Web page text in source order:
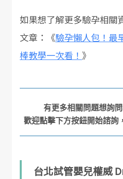
如果想了解更多驗孕相關
文章：《驗孕懶人包！最
棒教學一次看！ 》
有更多相關問題想詢
台北試管嬰兒權威